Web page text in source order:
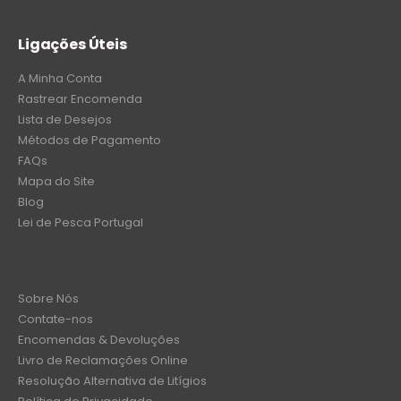
Ligações Úteis
A Minha Conta
Rastrear Encomenda
Lista de Desejos
Métodos de Pagamento
FAQs
Mapa do Site
Blog
Lei de Pesca Portugal
Sobre Nós
Contate-nos
Encomendas & Devoluções
Livro de Reclamações Online
Resolução Alternativa de Litígios